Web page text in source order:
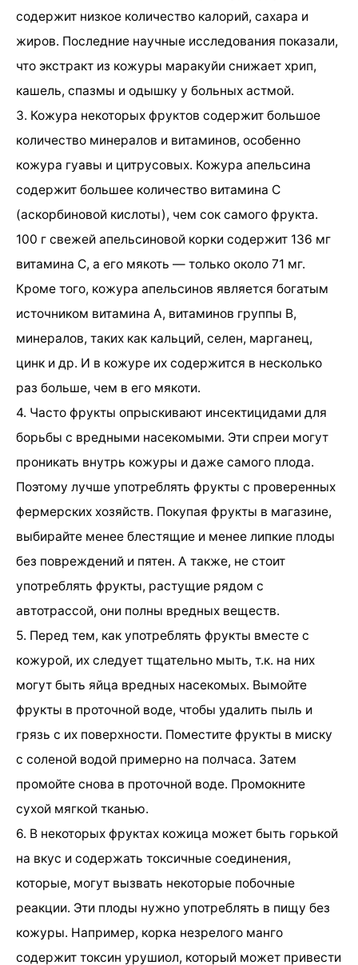
содержит низкое количество калорий, сахара и
жиров. Последние научные исследования показали,
что экстракт из кожуры маракуйи снижает хрип,
кашель, спазмы и одышку у больных астмой.
3. Кожура некоторых фруктов содержит большое
количество минералов и витаминов, особенно
кожура гуавы и цитрусовых. Кожура апельсина
содержит большее количество витамина С
(аскорбиновой кислоты), чем сок самого фрукта.
100 г свежей апельсиновой корки содержит 136 мг
витамина С, а его мякоть — только около 71 мг.
Кроме того, кожура апельсинов является богатым
источником витамина A, витаминов группы B,
минералов, таких как кальций, селен, марганец,
цинк и др. И в кожуре их содержится в несколько
раз больше, чем в его мякоти.
4. Часто фрукты опрыскивают инсектицидами для
борьбы с вредными насекомыми. Эти спреи могут
проникать внутрь кожуры и даже самого плода.
Поэтому лучше употреблять фрукты с проверенных
фермерских хозяйств. Покупая фрукты в магазине,
выбирайте менее блестящие и менее липкие плоды
без повреждений и пятен. А также, не стоит
употреблять фрукты, растущие рядом с
автотрассой, они полны вредных веществ.
5. Перед тем, как употреблять фрукты вместе с
кожурой, их следует тщательно мыть, т.к. на них
могут быть яйца вредных насекомых. Вымойте
фрукты в проточной воде, чтобы удалить пыль и
грязь с их поверхности. Поместите фрукты в миску
с соленой водой примерно на полчаса. Затем
промойте снова в проточной воде. Промокните
сухой мягкой тканью.
6. В некоторых фруктах кожица может быть горькой
на вкус и содержать токсичные соединения,
которые, могут вызвать некоторые побочные
реакции. Эти плоды нужно употреблять в пищу без
кожуры. Например, корка незрелого манго
содержит токсин урушиол, который может привести